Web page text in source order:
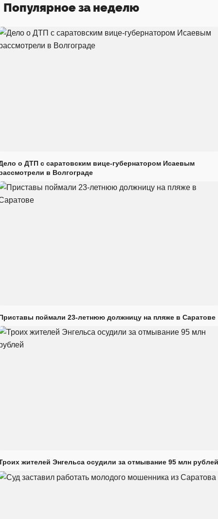
Популярное за неделю
о ДТП с саратовским вице-губернатором Исаевым
в Волгограде
поймали 23-летнюю должницу на пляже в Саратове
жителей Энгельса осудили за отмывание 95 млн рублей